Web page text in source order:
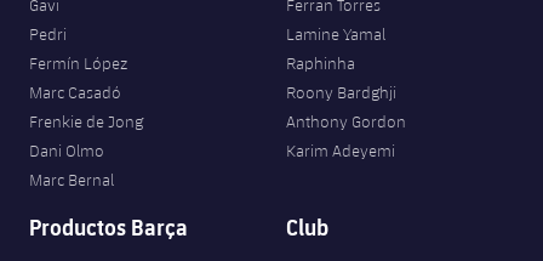
Gavi
Pedri
Fermín López
Marc Casadó
Frenkie de Jong
Dani Olmo
Marc Bernal
Ferran Torres
Lamine Yamal
Raphinha
Roony Bardghji
Anthony Gordon
Karim Adeyemi
Productos Barça Club